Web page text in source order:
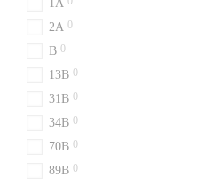
1A
2A 0
B 0
13B 0
31B 0
34B 0
70B 0
89B 0